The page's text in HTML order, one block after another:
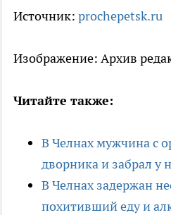
Источник: prochepetsk.ru
Изображение: Архив
Читайте также:
В Челнах мужчина с
дворника и забрал у
В Челнах задержан
похитивший еду и